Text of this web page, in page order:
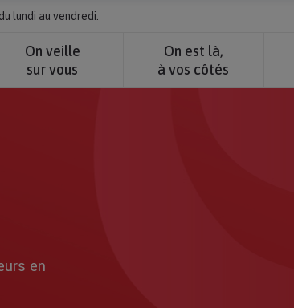
lundi au vendredi.
On veille
sur vous
On est là,
à vos côtés
en